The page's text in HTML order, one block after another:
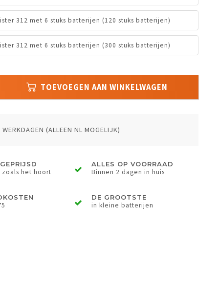
312 met 6 stuks batterijen (120 stuks batterijen)
312 met 6 stuks batterijen (300 stuks batterijen)
TOEVOEGEN AAN WINKELWAGEN
(ALLEEN NL MOGELIJK)
het hoort
ALLES OP VOORRAAD
Binnen 2 dagen in huis
DE GROOTSTE
in kleine batterijen